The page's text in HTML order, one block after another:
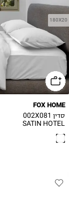
180X20
FOX HOME
סדין 002X081
SATIN HOTEL